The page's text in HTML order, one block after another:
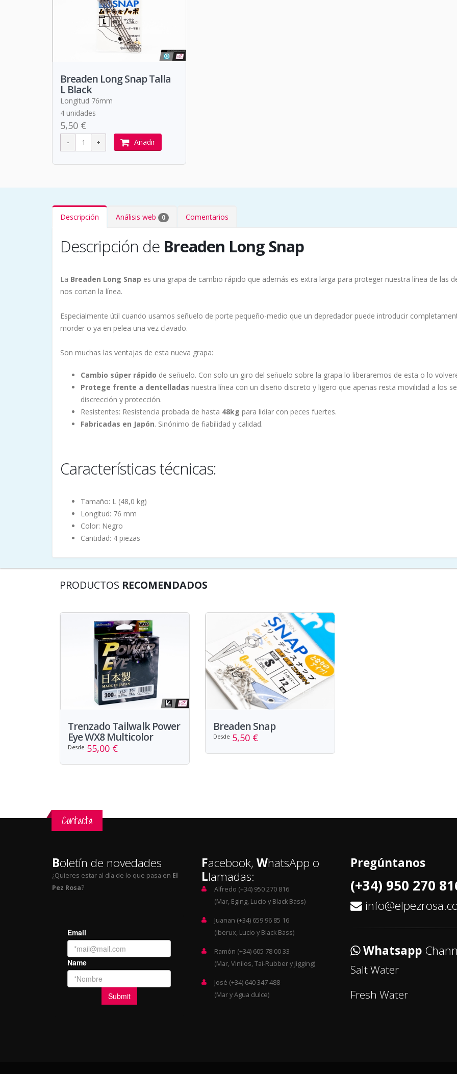
Breaden Long Snap Talla
L Black
Longitud 76mm
4 unidades
5,50 €
Añadir
Descripción Análisis web 0 Comentarios
Descripción de Breaden Long Snap
La Breaden Long Snap es una grapa de cambio rápido que además es extra larga para proteger nuestra línea de las
nos cortan la línea.
Especialmente útil cuando usamos señuelo de porte pequeño-medio que un depredador puede introducir
morder o ya en pelea una vez clavado.
Son muchas las ventajas de esta nueva grapa:
Cambio súper rápido de señuelo. Con solo un giro del señuelo sobre la grapa lo liberaremos de esta o lo
Protege frente a dentelladas nuestra línea con un diseño discreto y ligero que apenas resta movilidad a los
discrección y protección.
Resistentes: Resistencia probada de hasta 48kg para lidiar con peces fuertes.
Fabricadas en Japón. Sinónimo de fiabilidad y calidad.
Características técnicas:
Tamaño: L (48,0 kg)
Longitud: 76 mm
Color: Negro
Cantidad: 4 piezas
PRODUCTOS RECOMENDADOS
Trenzado Tailwalk Power
Eye WX8 Multicolor
Desde 55,00 €
Breaden Snap
Desde 5,50 €
Contacta
Boletín de novedades
¿Quieres estar al día de lo que pasa en El
Pez Rosa?
Facebook, WhatsApp o
Llamadas:
Alfredo (+34) 950 270 816
(Mar, Eging, Lucio y Black Bass)
Juanan (+34) 659 96 85 16
(Iberux, Lucio y Black Bass)
Ramón (+34) 605 78 00 33
(Mar, Vinilos, Tai-Rubber y Jigging)
José (+34) 640 347 488
(Mar y Agua dulce)
Pregúntanos
(+34) 950 270
Whatsapp
Salt Water
Fresh Water